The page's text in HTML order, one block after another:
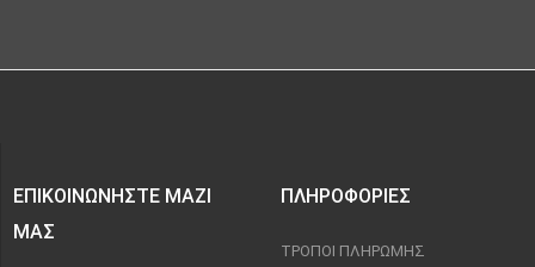
ΕΠΙΚΟΙΝΩΝΉΣΤΕ ΜΑΖΊ
ΜΑΣ
ΠΛΗΡΟΦΟΡΊΕΣ
ΤΡΌΠΟΙ ΠΛΗΡΩΜΉΣ